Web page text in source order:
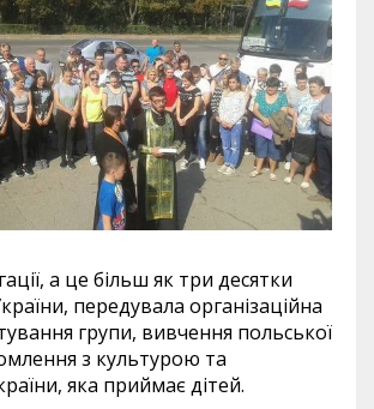
а це більш як три десятки
передувала організаційна
групи, вивчення польської
з культурою та
яка приймає дітей.